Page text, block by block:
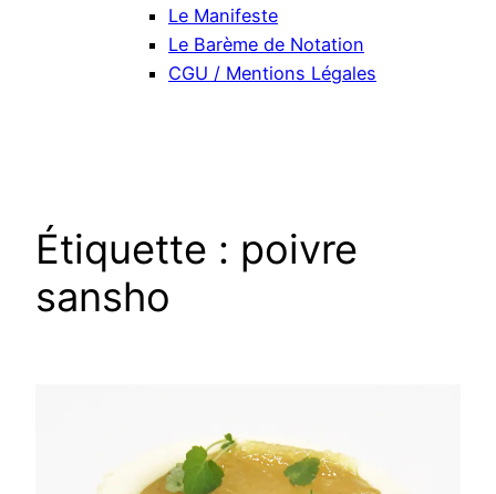
Le Manifeste
Le Barème de Notation
CGU / Mentions Légales
Étiquette : poivre
sansho